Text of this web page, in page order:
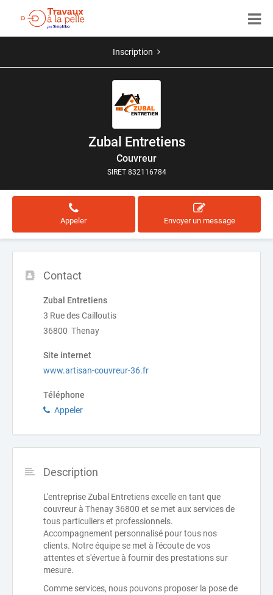
Inscription
Zubal Entretiens
Couvreur
SIRET 832116784
Appeler Envoyer un message
Contact
Zubal Entretiens
3 Rue des Cailloutis
36800 Thenay
Site internet
www.artisan-couvreur-36.fr
Téléphone
Appeler
Description
L'entreprise Zubal Entretiens excelle en tant que
couvreur à Thenay 36800 et se met aux services de
tous particuliers et professionnels.
Accompagnement personnalisé pour tous nos
clients. Notre équipe se met à l'écoute de vos
attentes et s'évertue à fournir des prestations sur
mesure.
Comme services, nous pouvons proposer la pose de